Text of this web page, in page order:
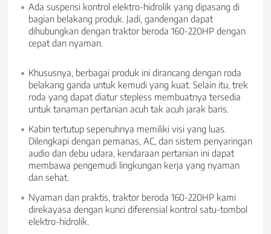
Ada suspensi kontrol elektro-hidrolik yang dipasang di
bagian belakang produk. Jadi, gandengan dapat
dihubungkan dengan traktor beroda 160-220HP dengan
cepat dan nyaman.
Khususnya, berbagai produk ini dirancang dengan roda
belakang ganda untuk kemudi yang kuat. Selain itu, trek
roda yang dapat diatur stepless membuatnya tersedia
untuk tanaman pertanian acuh tak acuh jarak baris.
Kabin tertutup sepenuhnya memiliki visi yang luas.
Dilengkapi dengan pemanas, AC, dan sistem penyaringan
audio dan debu udara, kendaraan pertanian ini dapat
membawa pengemudi lingkungan kerja yang nyaman
dan sehat.
Nyaman dan praktis, traktor beroda 160-220HP kami
direkayasa dengan kunci diferensial kontrol satu-tombol
elektro-hidrolik.